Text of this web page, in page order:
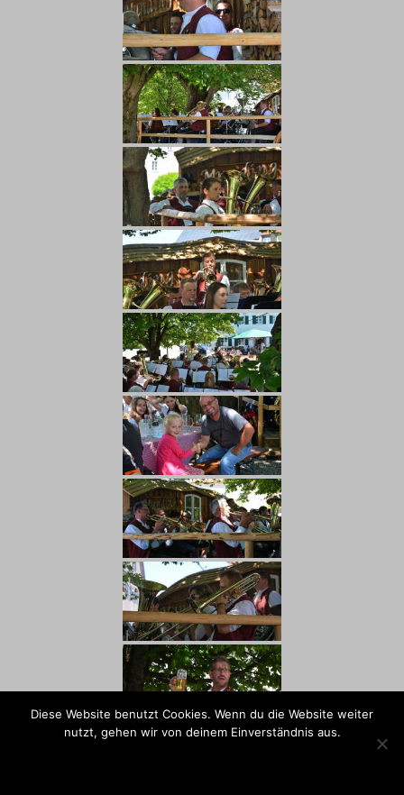
Diese Website benutzt Cookies. Wenn du die Website weiter
nutzt, gehen wir von deinem Einverständnis aus.